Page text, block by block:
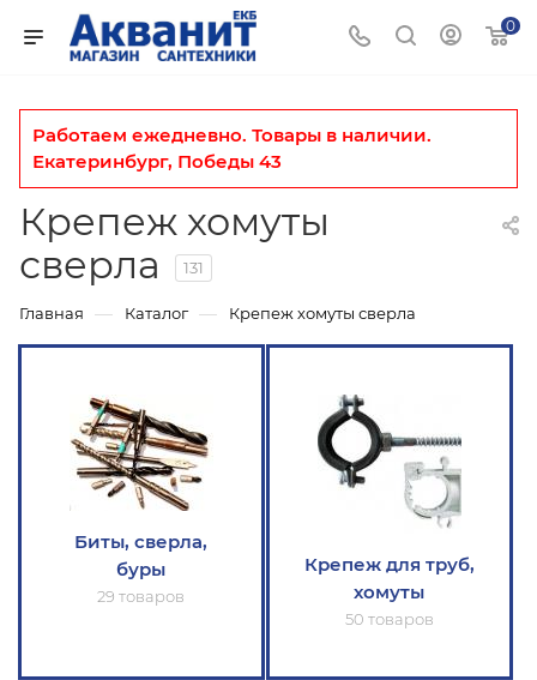
0
Крепеж хомуты
сверла
131
Главная — Каталог — Крепеж хомуты сверла
Биты, сверла,
буры
29 товаров
Крепеж для труб,
хомуты
50 товаров